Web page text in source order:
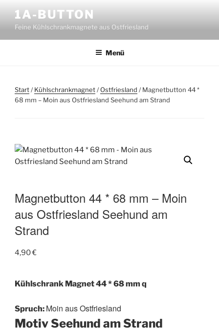
Inhalt
springen
1A-BUTTON
Feine Kühlschrankmagnete aus Ostfriesland
Menü
Start/Kühlschrankmagnet/Ostfriesland / Magnetbutton 44 *
68 mm – Moin aus Ostfriesland Seehund am Strand
Magnetbutton 44 * 68 mm – Moin
aus Ostfriesland Seehund am
Strand
4,90€
Kühlschrank Magnet 44 * 68 mm q
Spruch: Moin aus Ostfriesland
Motiv Seehund am Strand